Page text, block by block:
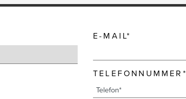
E-MAIL*
TELEFONNUMMER*